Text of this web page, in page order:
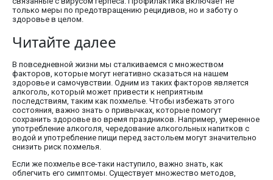
только меры по предотвращению рецидивов, но и заботу о
здоровье в целом.
Читайте далее
В повседневной жизни мы сталкиваемся с множеством
факторов, которые могут негативно сказаться на нашем
здоровье и самочувствии. Одним из таких факторов является
алкоголь, который может привести к неприятным
последствиям, таким как похмелье. Чтобы избежать этого
состояния, важно знать о привычках, которые помогут
сохранить здоровье во время праздников. Например, умеренное
употребление алкоголя, чередование алкогольных напитков с
водой и употребление пищи перед застольем могут значительно
снизить риск похмелья.
Если же похмелье все-таки наступило, важно знать, как
облегчить его симптомы. Существует множество методов,